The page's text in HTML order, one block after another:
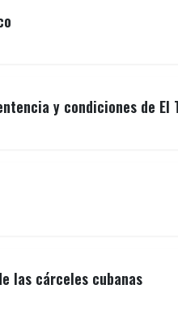
y condiciones de El
las cárceles cubanas